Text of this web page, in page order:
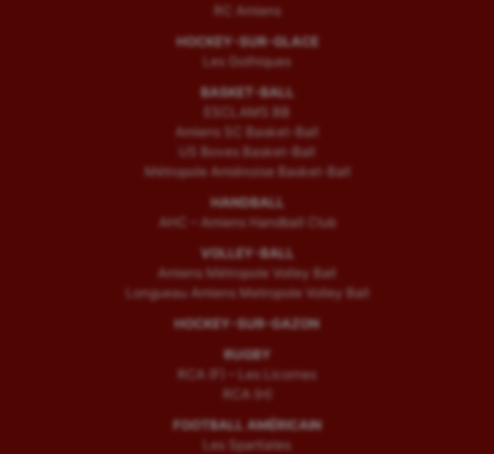
RC Amiens
HOCKEY-SUR-GLACE
Les Gothiques
BASKET-BALL
ESCLAMS BB
Amiens SC Basket-Ball
US Boves Basket-Ball
Métropole Amiénoise Basket-Ball
HANDBALL
AHC – Amiens Handball Club
VOLLEY-BALL
Amiens Métropole Volley Ball
Longueau Amiens Metropole Volley Ball
HOCKEY-SUR-GAZON
RUGBY
RCA (F) – Les Licornes
RCA (H)
FOOTBALL AMÉRICAIN
Les Spartiates